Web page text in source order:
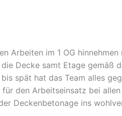
Arbeiten im 1 OG hinnehmen
Decke samt Etage gemäß
spät hat das Team alles
den Arbeitseinsatz bei allen
Deckenbetonage ins